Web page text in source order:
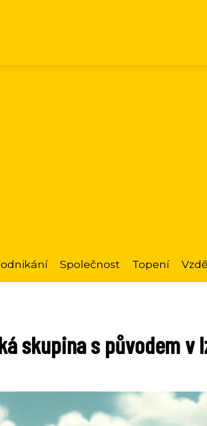
Společnost Topení
skupina s původem v